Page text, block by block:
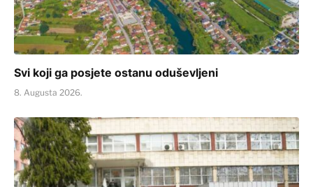
Svi koji ga posjete ostanu oduševljeni
8. Augusta 2026.